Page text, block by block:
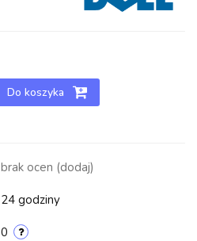
Do koszyka
brak ocen (dodaj)
24 godziny
0